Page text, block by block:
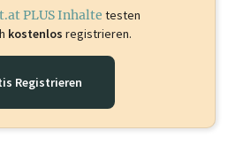
PLUS Inhalte testen
kostenlos registrieren.
Registrieren